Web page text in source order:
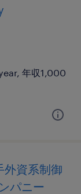
年収1,000
資系制御
パニー